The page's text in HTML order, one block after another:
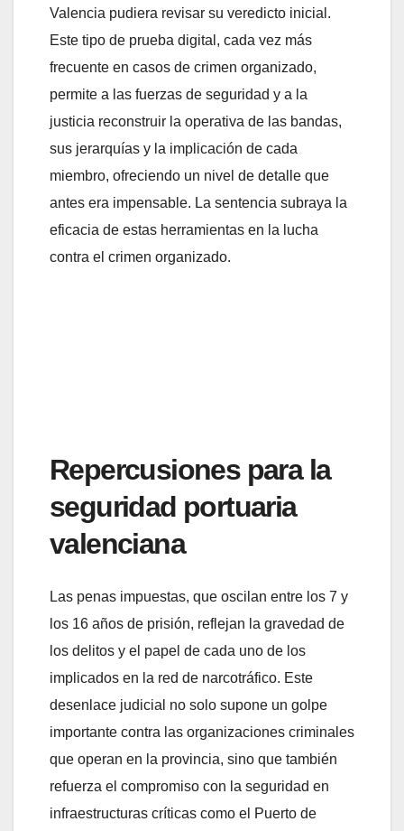
Valencia pudiera revisar su veredicto inicial.
Este tipo de prueba digital, cada vez más
frecuente en casos de crimen organizado,
permite a las fuerzas de seguridad y a la
justicia reconstruir la operativa de las bandas,
sus jerarquías y la implicación de cada
miembro, ofreciendo un nivel de detalle que
antes era impensable. La sentencia subraya la
eficacia de estas herramientas en la lucha
contra el crimen organizado.
Repercusiones para la
seguridad portuaria
valenciana
Las penas impuestas, que oscilan entre los 7 y
los 16 años de prisión, reflejan la gravedad de
los delitos y el papel de cada uno de los
implicados en la red de narcotráfico. Este
desenlace judicial no solo supone un golpe
importante contra las organizaciones criminales
que operan en la provincia, sino que también
refuerza el compromiso con la seguridad en
infraestructuras críticas como el Puerto de